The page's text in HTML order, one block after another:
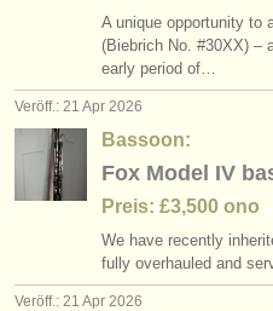
A unique opportunity to
(Biebrich No. #30XX) –
early period of…
Veröff.: 21 Apr 2026
Bassoon:
Fox Model IV
Preis: £3,500 ono
We have recently
fully overhauled and
Veröff.: 21 Apr 2026